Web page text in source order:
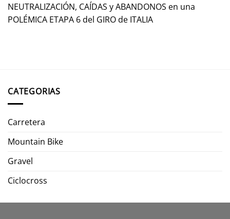
NEUTRALIZACIÓN, CAÍDAS y ABANDONOS en una
POLÉMICA ETAPA 6 del GIRO de ITALIA
CATEGORIAS
Carretera
Mountain Bike
Gravel
Ciclocross